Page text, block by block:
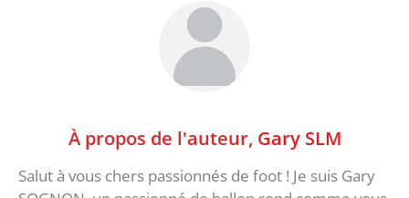
À propos de l'auteur, Gary SLM
Salut à vous chers passionnés de foot ! Je suis Gary